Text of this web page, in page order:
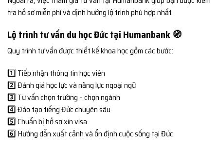
tra hồ sơ miễn phí và định hướng lộ trình phù hợp nhất.
Lộ trình tư vấn du học Đức tại Humanbank 🧭
Quy trình tư vấn được thiết kế khoa học gồm các bước:
1️⃣ Tiếp nhận thông tin học viên
2️⃣ Đánh giá học lực và năng lực ngoại ngữ
3️⃣ Tư vấn chọn trường – chọn ngành
4️⃣ Đào tạo tiếng Đức chuyên sâu
5️⃣ Chuẩn bị hồ sơ xin visa
6️⃣ Hướng dẫn xuất cảnh và ổn định cuộc sống tại Đức